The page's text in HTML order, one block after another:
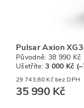
Pulsar Axion
Původně: 38 990 Kč
Ušetříte:3 000 Kč
29 743,80 Kč bez DPH
35 990 Kč